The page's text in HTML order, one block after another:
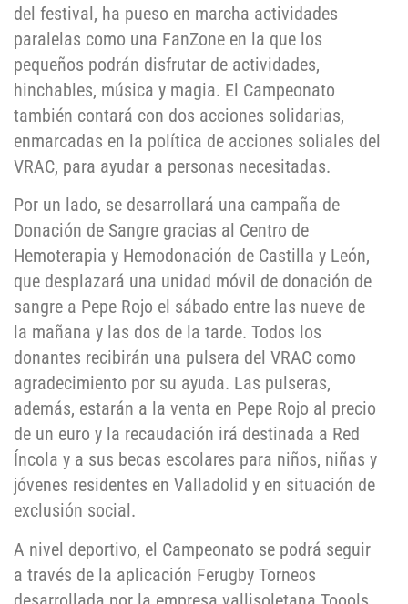
del festival, ha pueso en marcha actividades
paralelas como una FanZone en la que los
pequeños podrán disfrutar de actividades,
hinchables, música y magia. El Campeonato
también contará con dos acciones solidarias,
enmarcadas en la política de acciones soliales del
VRAC, para ayudar a personas necesitadas.
Por un lado, se desarrollará una campaña de
Donación de Sangre gracias al Centro de
Hemoterapia y Hemodonación de Castilla y León,
que desplazará una unidad móvil de donación de
sangre a Pepe Rojo el sábado entre las nueve de
la mañana y las dos de la tarde. Todos los
donantes recibirán una pulsera del VRAC como
agradecimiento por su ayuda. Las pulseras,
además, estarán a la venta en Pepe Rojo al precio
de un euro y la recaudación irá destinada a Red
Íncola y a sus becas escolares para niños, niñas y
jóvenes residentes en Valladolid y en situación de
exclusión social.
A nivel deportivo, el Campeonato se podrá seguir
a través de la aplicación Ferugby Torneos